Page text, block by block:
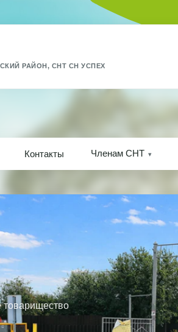
РАЙОН, СНТ СН УСПЕХ
Контакты Членам СНТ
товарищество